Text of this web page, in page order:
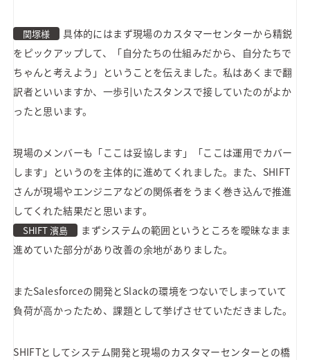
関塚様
具体的にはまず現場のカスタマーセンターから精鋭
をピックアップして、「自分たちの仕組みだから、自分たちで
ちゃんと考えよう」ということを伝えました。私はあくまで翻
訳者といいますか、一歩引いたスタンスで接していたのがよか
ったと思います。
現場のメンバーも「ここは妥協します」「ここは運用でカバー
します」というのを主体的に進めてくれました。また、SHIFT
さんが現場やエンジニアなどの関係者をうまく巻き込んで推進
してくれた結果だと思います。
SHIFT 濱島
まずシステムの範囲というところを曖昧なまま
進めていた部分があり改善の余地がありました。
またSalesforceの開発とSlackの環境をつないでしまっていて
負荷が高かったため、課題として挙げさせていただきました。
SHIFTとしてシステム開発と現場のカスタマーセンターとの橋